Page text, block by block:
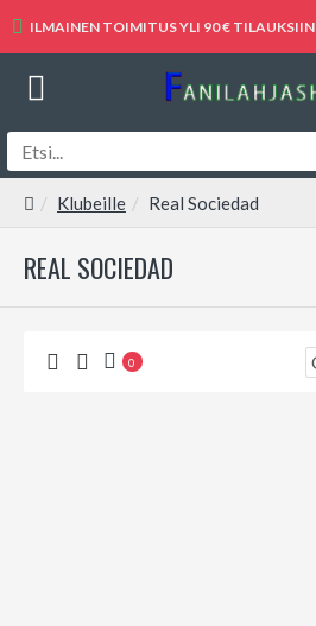
ILMAINEN TOIMITUS YLI 90 € TILAUKSIIN
Klubeille Real Sociedad
REAL SOCIEDAD
0